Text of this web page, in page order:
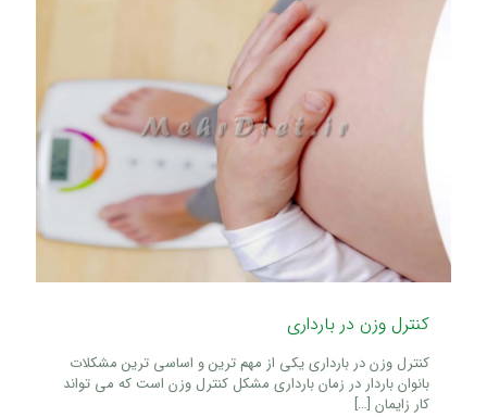
کنترل وزن در بارداری
کنترل وزن در بارداری یکی از مهم ترین و اساسی ترین مشکلات
بانوان باردار در زمان بارداری مشکل کنترل وزن است که می تواند
کار زایمان […]